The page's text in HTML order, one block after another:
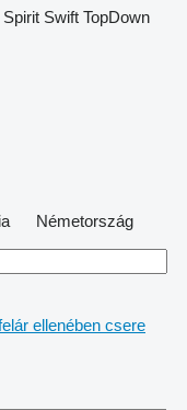
Spirit Swift TopDown
Németország
ellenében csere